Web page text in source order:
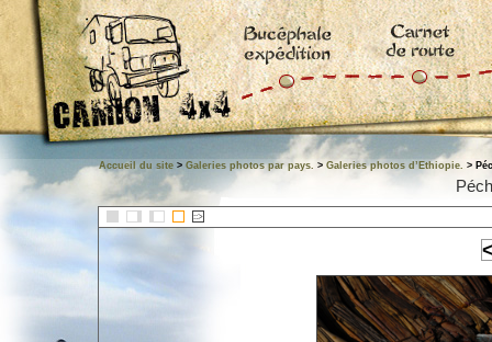
Accueil du site > Galeries photos par pays. > Galeries photos d’Ethiopie. >
::>